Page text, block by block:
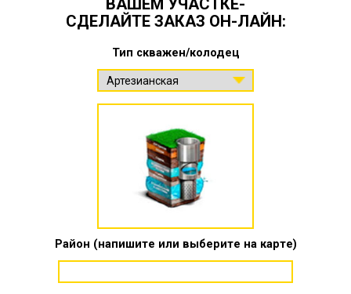
СДЕЛАЙТЕ ЗАКАЗ ОН-ЛАЙН:
Тип скважен/колодец
Район (напишите или выберите на карте)